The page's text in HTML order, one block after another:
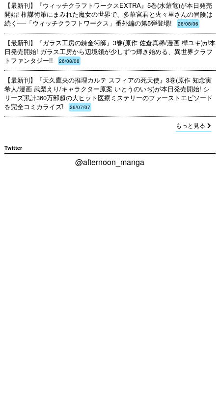
【最新刊】『ウィッチクラフトワークスEXTRA』5巻(水薙竜)が本日発売
開始! 権謀術策にまみれた魔女の世界で、多華宮君と火々里さんの冒険は
続く──「ウィッチクラフトワークス」番外編の第5弾登場!
26/08/06
【最新刊】『ガラス工房の錬金術師』3巻(原作 佐倉真稀/漫画 樺ユキ)が本
日発売開始! ガラス工房から辺境領が少しずつ輝き始める、異世界クラフ
トファンタジー!!
26/08/06
【最新刊】『天久鷹央の推理カルテ スフィアの死天使』3巻(原作 知念実
希人/漫画 武梨えり/キャラクター原案 いとうのいぢ)が本日発売開始! シ
リーズ累計360万部超の大ヒット医療ミステリーのファーストエピソード
を完全コミカライズ!
26/07/07
もっと見る
Twitter
@afternoon_manga